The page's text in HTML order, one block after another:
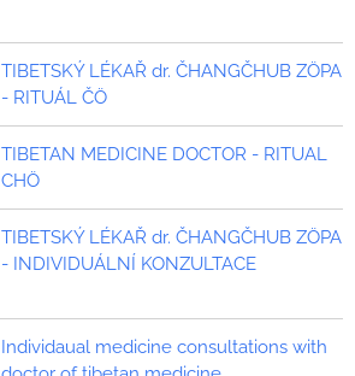
TIBETSKÝ LÉKAŘ dr. ČHANGČHUB ZÖPA
- RITUÁL ČÖ
TIBETAN MEDICINE DOCTOR - RITUAL
CHÖ
TIBETSKÝ LÉKAŘ dr. ČHANGČHUB ZÖPA
- INDIVIDUÁLNÍ KONZULTACE
Individaual medicine consultations with